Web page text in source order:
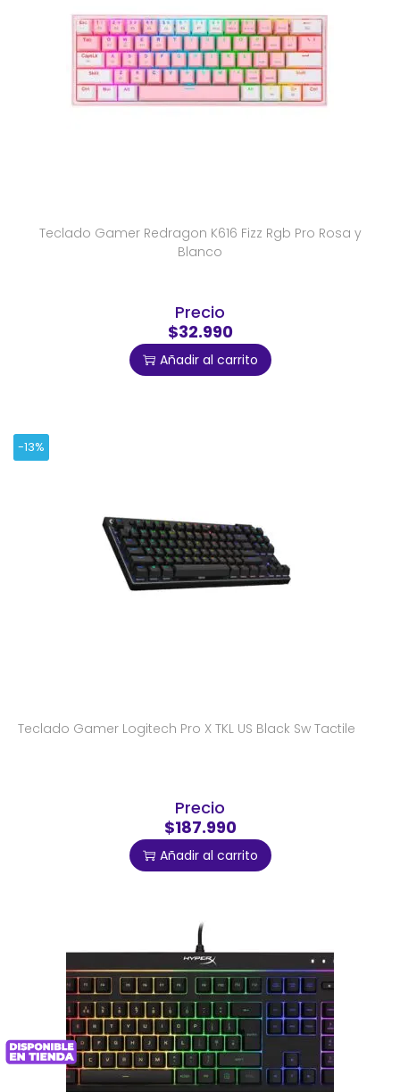
Teclado Gamer Redragon K616 Fizz Rgb Pro Rosa y
Blanco
Precio
$32.990
Añadir al carrito
-13%
Teclado Gamer Logitech Pro X TKL US Black Sw Tactile
Precio
$187.990
Añadir al carrito